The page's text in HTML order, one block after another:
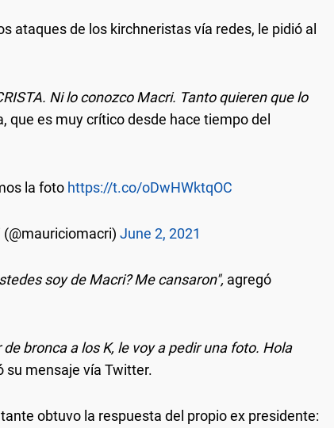
ataques de los kirchneristas vía redes, le pidió al
Ni lo conozco Macri. Tanto quieren que lo
que es muy crítico desde hace tiempo del
la foto https://t.co/oDwHWktqOC
June 2, 2021
soy de Macri? Me cansaron", agregó
bronca a los K, le voy a pedir una foto. Hola
su mensaje vía Twitter.
obtuvo la respuesta del propio ex presidente: